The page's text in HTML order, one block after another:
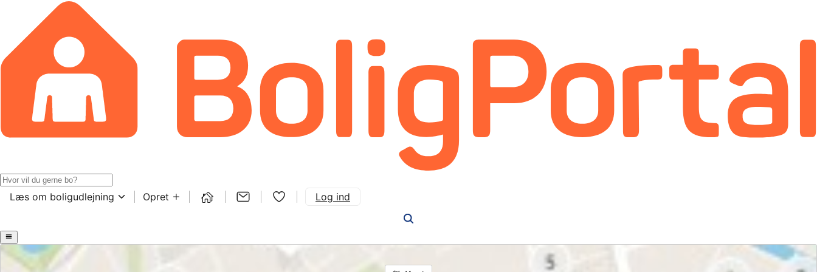
Læs om boligudlejning Opret Log ind